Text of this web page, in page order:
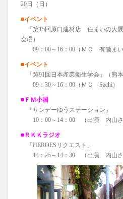
20日（日）
■イベント
「第15回原口建材店 住まいの大
会場）
09：00～16：00（ＭＣ 有働まい
■イベント
「第91回日本産業衛生学会」（熊本
09：30～16：00（ＭＣ Sachi）
■ＦＭ小国
「サンデーゆうステーション」
10：00～14：00 （出演 内山さ
■ＲＫＫラジオ
「HEROESリクエスト」
14：25～14：30 （出演 内山さ